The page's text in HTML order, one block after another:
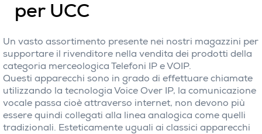
per UCC
Un vasto assortimento presente nei nostri magazzini per
supportare il rivenditore nella vendita dei prodotti della
categoria merceologica Telefoni IP e VOIP.
Questi apparecchi sono in grado di effettuare chiamate
utilizzando la tecnologia Voice Over IP, la comunicazione
vocale passa cioè attraverso internet, non devono più
essere quindi collegati alla linea analogica come quelli
tradizionali. Esteticamente uguali ai classici apparecchi